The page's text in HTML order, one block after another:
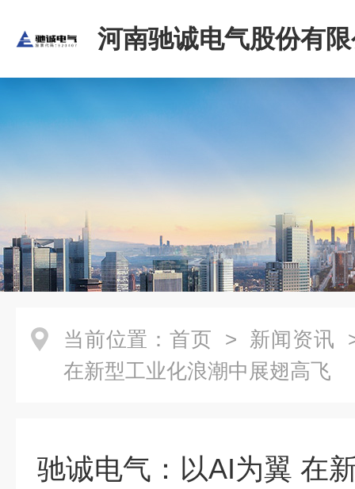
河南驰诚电气股份有
当前位置： 首页 > 新闻资讯
在新型工业化浪潮中展翅高飞
驰诚电气：以AI为翼 在